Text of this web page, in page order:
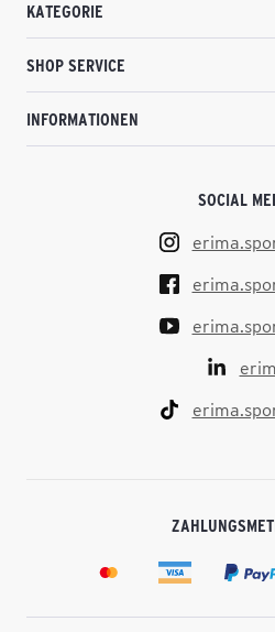
KATEGORIE
SHOP SERVICE
INFORMATIONEN
SOCIAL